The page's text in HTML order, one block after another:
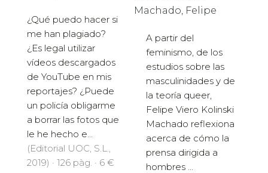
¿Qué puedo hacer si
me han plagiado?
¿Es legal utilizar
vídeos descargados
de YouTube en mis
reportajes? ¿Puede
un policía obligarme
a borrar las fotos que
le he hecho e...
(Editorial UOC, S.L.,
2019) · 126 pàg. · 6 €
Machado, Felipe
A partir del
feminismo, de los
estudios sobre las
masculinidades y de
la teoría queer,
Felipe Viero Kolinski
Machado reflexiona
acerca de cómo la
prensa dirigida a
hombres ...